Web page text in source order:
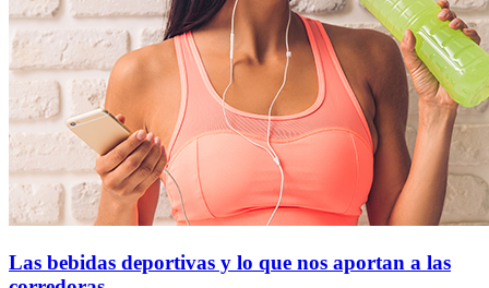
Las bebidas deportivas y lo que nos aportan a las